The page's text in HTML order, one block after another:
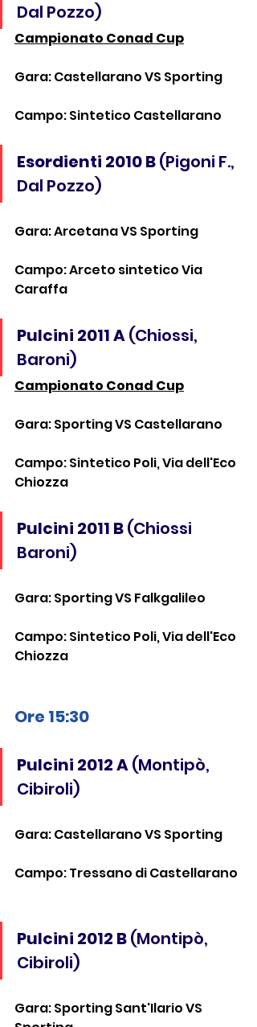
Dal Pozzo)
Campionato Conad Cup
Gara: Castellarano VS Sporting
Campo: Sintetico Castellarano
Esordienti 2010 B (Pigoni F.,
Dal Pozzo)
Gara: Arcetana VS Sporting
Campo: Arceto sintetico Via
Caraffa
Pulcini 2011 A (Chiossi,
Baroni)
Campionato Conad Cup
Gara: Sporting VS Castellarano
Campo: Sintetico Poli, Via dell'Eco
Chiozza
Pulcini 2011 B (Chiossi
Baroni)
Gara: Sporting VS Falkgalileo
Campo: Sintetico Poli, Via dell'Eco
Chiozza
Ore 15:30
Pulcini 2012 A (Montipò,
Cibiroli)
Gara: Castellarano VS Sporting
Campo: Tressano di Castellarano
Pulcini 2012 B (Montipò,
Cibiroli)
Gara: Sporting Sant'Ilario VS